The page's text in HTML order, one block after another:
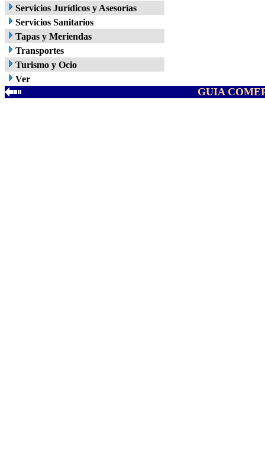
Servicios Jurídicos y Asesorías
Servicios Sanitarios
Tapas y Meriendas
Transportes
Turismo y Ocio
Ver
GUIA